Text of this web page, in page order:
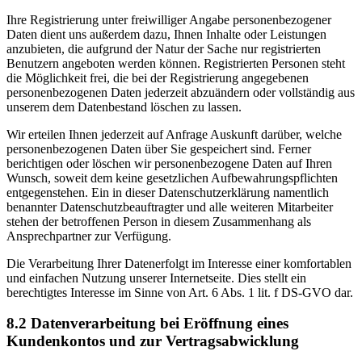
Ihre Registrierung unter freiwilliger Angabe personenbezogener
Daten dient uns außerdem dazu, Ihnen Inhalte oder Leistungen
anzubieten, die aufgrund der Natur der Sache nur registrierten
Benutzern angeboten werden können. Registrierten Personen steht
die Möglichkeit frei, die bei der Registrierung angegebenen
personenbezogenen Daten jederzeit abzuändern oder vollständig aus
unserem dem Datenbestand löschen zu lassen.
Wir erteilen Ihnen jederzeit auf Anfrage Auskunft darüber, welche
personenbezogenen Daten über Sie gespeichert sind. Ferner
berichtigen oder löschen wir personenbezogene Daten auf Ihren
Wunsch, soweit dem keine gesetzlichen Aufbewahrungspflichten
entgegenstehen. Ein in dieser Datenschutzerklärung namentlich
benannter Datenschutzbeauftragter und alle weiteren Mitarbeiter
stehen der betroffenen Person in diesem Zusammenhang als
Ansprechpartner zur Verfügung.
Die Verarbeitung Ihrer Datenerfolgt im Interesse einer komfortablen
und einfachen Nutzung unserer Internetseite. Dies stellt ein
berechtigtes Interesse im Sinne von Art. 6 Abs. 1 lit. f DS-GVO dar.
8.2 Datenverarbeitung bei Eröffnung eines
Kundenkontos und zur Vertragsabwicklung